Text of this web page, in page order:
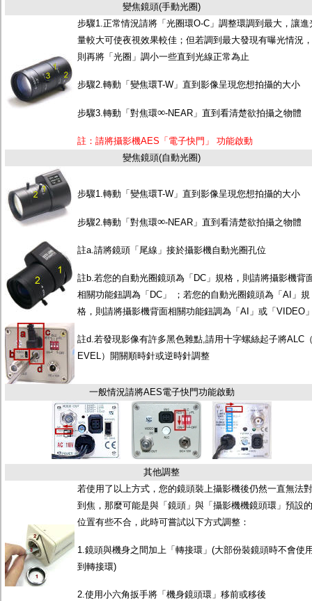
變焦鏡頭(手動光圈)
步驟1.正常情況請將「光圈環O-C」調整環調到最大，讓進
量較大可使夜視效果較佳；但若調到最大發現有曝光情況，
則再將「光圈」調小一些直到光線正常為止
步驟2.轉動「變焦環T-W」直到影像呈現您想拍攝的大小
步驟3.轉動「對焦環∞-NEAR」直到看清楚欲拍攝之物體
註：請將攝影機AES「電子快門」 功能啟動
變焦鏡頭(自動光圈)
步驟1.轉動「變焦環T-W」直到影像呈現您想拍攝的大小
步驟2.轉動「對焦環∞-NEAR」直到看清楚欲拍攝之物體
註a.請將鏡頭「尾線」接於攝影機自動光圈孔位
註b.若您的自動光圈鏡頭為「DC」規格，則請將攝影機背
相關功能鈕調為「DC」 ；若您的自動光圈鏡頭為「AI」規
格，則請將攝影機背面相關功能鈕調為「AI」或「VIDEO
註d.若發現影像有許多黑色雜點,請用十字螺絲起子將ALC
EVEL）開關順時針或逆時針調整
一般情況請將AES電子快門功能啟動
其他調整
若使用了以上方式，您的鏡頭裝上攝影機後仍然一直無法對
到焦，那麼可能是與「鏡頭」與「攝影機機鏡頭環」預設的
位置有些不合，此時可嘗試以下方式調整：
1.鏡頭與機身之間加上「轉接環」(大部份裝鏡頭時不會使
到轉接環)
2.使用小六角扳手將「機身鏡頭環」移前或移後